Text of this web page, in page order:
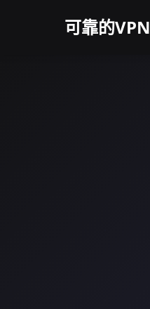
可靠的VPN